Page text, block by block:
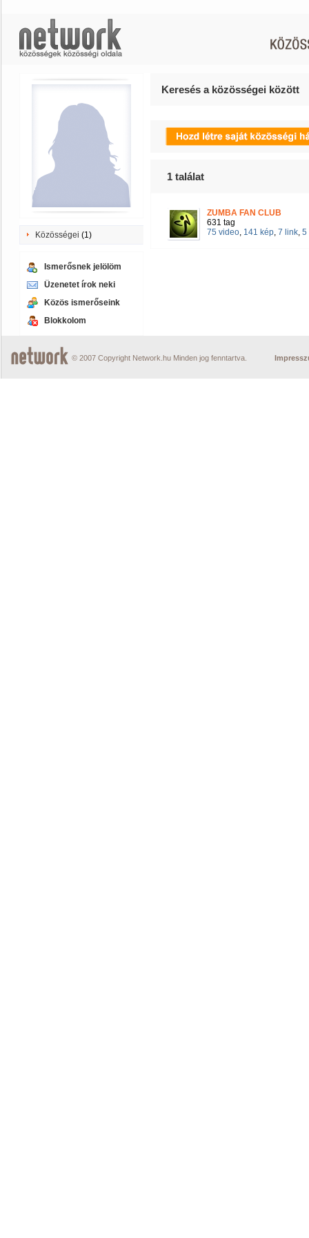
Közösségei (1)
Ismerősnek jelölöm
Üzenetet írok neki
Közös ismerőseink
Blokkolom
Keresés a közösségei között
1 találat
ZUMBA FAN CLUB
631 tag
75 video, 141 kép, 7 link, 5
© 2007 Copyright Network.hu Minden jog fenntartva.